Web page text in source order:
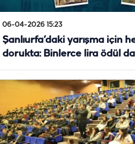
06-04-2026 15:23
Şanlıurfa’daki yarışma için
dorukta: Binlerce lira ödül